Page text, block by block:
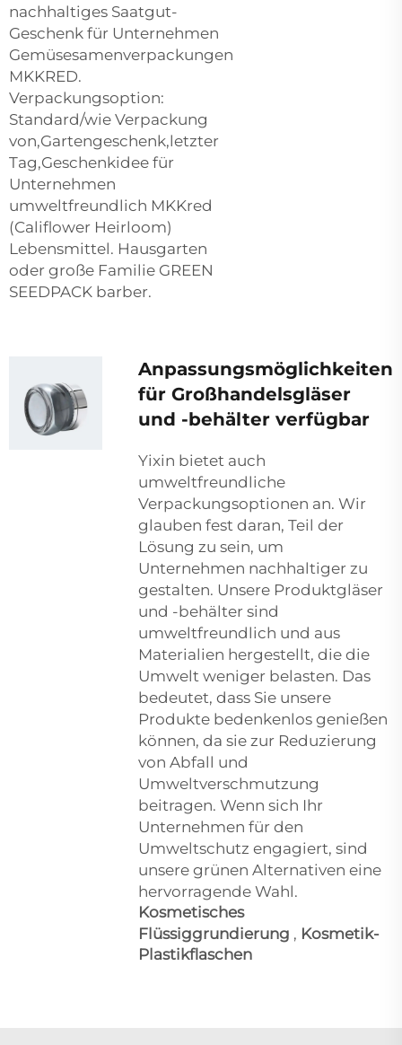
nachhaltiges Saatgut-
Geschenk für Unternehmen
Gemüsesamenverpackungen
MKKRED.
Verpackungsoption:
Standard/wie Verpackung
von,Gartengeschenk,letzter
Tag,Geschenkidee für
Unternehmen
umweltfreundlich MKKred
(Califlower Heirloom)
Lebensmittel. Hausgarten
oder große Familie GREEN
SEEDPACK barber.
Anpassungsmöglichkeiten
für Großhandelsgläser
und -behälter verfügbar
Yixin bietet auch
umweltfreundliche
Verpackungsoptionen an. Wir
glauben fest daran, Teil der
Lösung zu sein, um
Unternehmen nachhaltiger zu
gestalten. Unsere Produktgläser
und -behälter sind
umweltfreundlich und aus
Materialien hergestellt, die die
Umwelt weniger belasten. Das
bedeutet, dass Sie unsere
Produkte bedenkenlos genießen
können, da sie zur Reduzierung
von Abfall und
Umweltverschmutzung
beitragen. Wenn sich Ihr
Unternehmen für den
Umweltschutz engagiert, sind
unsere grünen Alternativen eine
hervorragende Wahl.
Kosmetisches
Flüssiggrundierung , Kosmetik-
Plastikflaschen